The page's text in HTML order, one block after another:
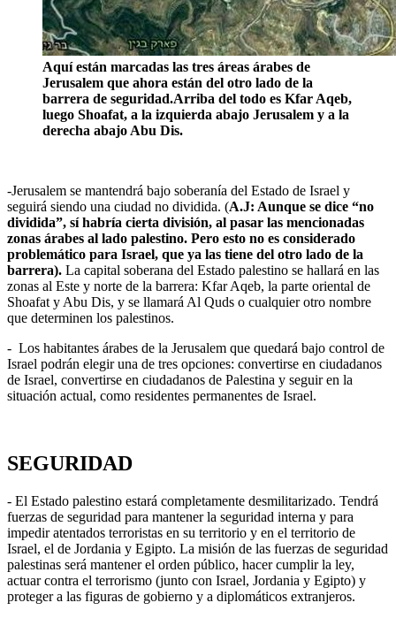
Aquí están marcadas las tres áreas árabes de
Jerusalem que ahora están del otro lado de la
barrera de seguridad.Arriba del todo es Kfar Aqeb,
luego Shoafat, a la izquierda abajo Jerusalem y a la
derecha abajo Abu Dis.
-Jerusalem se mantendrá bajo soberanía del Estado de Israel y
seguirá siendo una ciudad no dividida. (A.J: Aunque se dice “no
dividida”, sí habría cierta división, al pasar las mencionadas
zonas árabes al lado palestino. Pero esto no es considerado
problemático para Israel, que ya las tiene del otro lado de la
barrera). La capital soberana del Estado palestino se hallará en las
zonas al Este y norte de la barrera: Kfar Aqeb, la parte oriental de
Shoafat y Abu Dis, y se llamará Al Quds o cualquier otro nombre
que determinen los palestinos.
- Los habitantes árabes de la Jerusalem que quedará bajo control de
Israel podrán elegir una de tres opciones: convertirse en ciudadanos
de Israel, convertirse en ciudadanos de Palestina y seguir en la
situación actual, como residentes permanentes de Israel.
SEGURIDAD
- El Estado palestino estará completamente desmilitarizado. Tendrá
fuerzas de seguridad para mantener la seguridad interna y para
impedir atentados terroristas en su territorio y en el territorio de
Israel, el de Jordania y Egipto. La misión de las fuerzas de seguridad
palestinas será mantener el orden público, hacer cumplir la ley,
actuar contra el terrorismo (junto con Israel, Jordania y Egipto) y
proteger a las figuras de gobierno y a diplomáticos extranjeros.